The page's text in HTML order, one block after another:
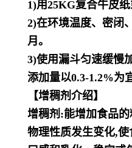
1)用25KG复合牛皮
2)在环境温度、密闭
月。
3)使用漏斗匀速缓慢
添加量以0.3-1.2%为
【增稠剂介绍】
增稠剂:能增加食品
物理性质发生变化,